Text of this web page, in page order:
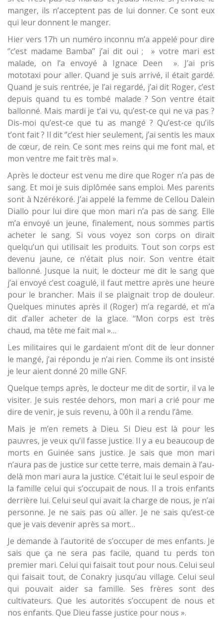
manger, ils n’acceptent pas de lui donner. Ce sont eux
qui leur donnent le manger.
Hier vers 17h un numéro inconnu m’a appelé pour dire
‘’c’est madame Bamba’’ j’ai dit oui ; » votre mari est
malade, on l’a envoyé à Ignace Deen ». J’ai pris
mototaxi pour aller. Quand je suis arrivé, il était gardé.
Quand je suis rentrée, je l’ai regardé, j’ai dit Roger, c’est
depuis quand tu es tombé malade ? Son ventre était
ballonné. Mais mardi je t’ai vu, qu’est-ce qui ne va pas ?
Dis-moi qu’est-ce que tu as mangé ? Qu’est-ce qu’ils
t’ont fait ? Il dit ‘’c’est hier seulement, j’ai sentis les maux
de cœur, de rein. Ce sont mes reins qui me font mal, et
mon ventre me fait très mal ».
Après le docteur est venu me dire que Roger n’a pas de
sang. Et moi je suis diplômée sans emploi. Mes parents
sont à Nzérékoré. J’ai appelé la femme de Cellou Dalein
Diallo pour lui dire que mon mari n’a pas de sang. Elle
m’a envoyé un jeune, finalement, nous sommes partis
acheter le sang. Si vous voyez son corps on dirait
quelqu’un qui utilisait les produits. Tout son corps est
devenu jaune, ce n’était plus noir. Son ventre était
ballonné. Jusque la nuit, le docteur me dit le sang que
j’ai envoyé c’est coagulé, il faut mettre après une heure
pour le brancher. Mais il se plaignait trop de douleur.
Quelques minutes après il (Roger) m’a regardé, et m’a
dit d’aller acheter de la glace. ‘‘Mon corps est très
chaud, ma tête me fait mal »…
Les militaires qui le gardaient m’ont dit de leur donner
le mangé, j’ai répondu je n’ai rien. Comme ils ont insisté
je leur aient donné 20 mille GNF.
Quelque temps après, le docteur me dit de sortir, il va le
visiter. Je suis restée dehors, mon mari a crié pour me
dire de venir, je suis revenu, à 00h il a rendu l’âme.
Mais je m’en remets à Dieu. Si Dieu est là pour les
pauvres, je veux qu’il fasse justice. Il y a eu beaucoup de
morts en Guinée sans justice. Je sais que mon mari
n’aura pas de justice sur cette terre, mais demain à l’au-
delà mon mari aura la justice. C’était lui le seul espoir de
la famille celui qui s’occupait de nous. Il a trois enfants
derrière lui. Celui seul qui avait la charge de nous, je n’ai
personne. Je ne sais pas où aller. Je ne sais qu’est-ce
que je vais devenir après sa mort…
Je demande à l’autorité de s’occuper de mes enfants. Je
sais que ça ne sera pas facile, quand tu perds ton
premier mari. Celui qui faisait tout pour nous. Celui seul
qui faisait tout, de Conakry jusqu’au village. Celui seul
qui pouvait aider sa famille. Ses frères sont des
cultivateurs. Que les autorités s’occupent de nous et
nos enfants. Que Dieu fasse justice pour nous ».